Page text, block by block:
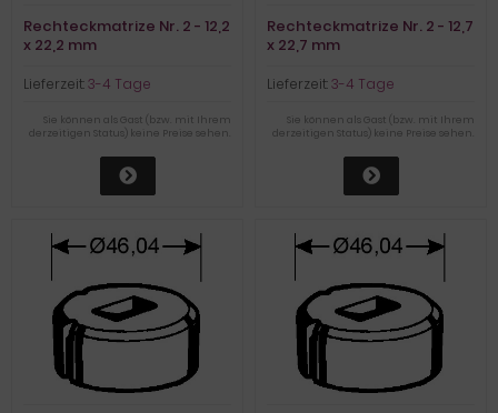
Rechteckmatrize Nr. 2 - 12,2
x 22,2 mm
Lieferzeit:3-4 Tage
Sie können als Gast (bzw. mit Ihrem
derzeitigen Status) keine Preise sehen.
Rechteckmatrize Nr. 2 - 12,7
x 22,7 mm
Lieferzeit:3-4 Tage
Sie können als Gast (bzw. mit Ihrem
derzeitigen Status) keine Preise sehen.